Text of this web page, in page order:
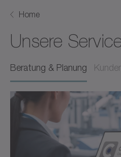
Home
Unsere
Beratung & Planung